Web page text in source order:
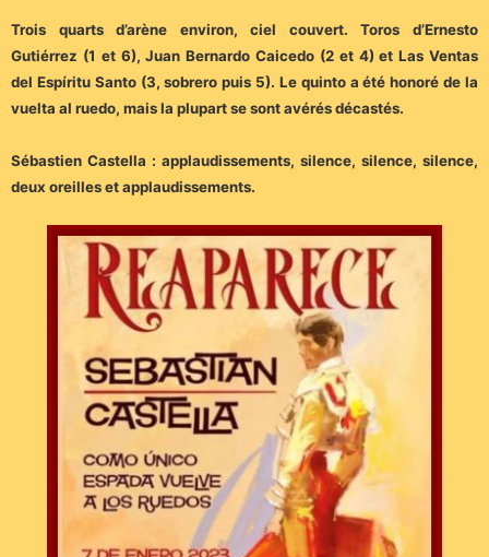
Trois quarts d’arène environ, ciel couvert. Toros d’Ernesto
Gutiérrez (1 et 6), Juan Bernardo Caicedo (2 et 4) et Las Ventas
del Espíritu Santo (3, sobrero puis 5). Le quinto a été honoré de la
vuelta al ruedo, mais la plupart se sont avérés décastés.
Sébastien Castella : applaudissements, silence, silence, silence,
deux oreilles et applaudissements.